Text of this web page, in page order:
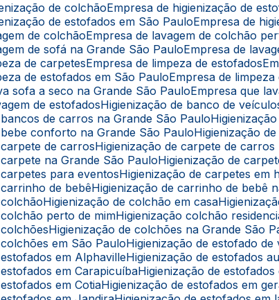
de colchão Empresa de higienização de
de estofados em São Paulo
Empresa de
de colchão Empresa de lavagem de colchão
de sofá na Grande São Paulo Empresa de
de carpetes Empresa de limpeza de estofados
de estofados em São Paulo Empresa de
sofa a seco na Grande São Paulo Empresa que
de estofados
Higienização de banco de
bancos de carros na Grande São Paulo
bebe conforto na Grande São Paulo
Higienização
carpete de carros
Higienização de carpete de
carpete na Grande São Paulo
Higienização de
carpetes para eventos
Higienização de carpetes em
carrinho de bebê
Higienização de carrinho de bebê
colchão
Higienização de colchão em casa
colchão perto de mim
Higienização colchão
colchões
Higienização de colchões na Grande São
colchões em São Paulo
Higienização de estofado
estofados em Alphaville
Higienização de estofados
estofados em Carapicuíba
Higienização de
estofados em Cotia
Higienização de estofados em